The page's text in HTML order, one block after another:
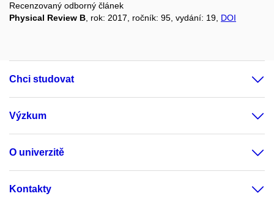
Recenzovaný odborný článek
Physical Review B, rok: 2017, ročník: 95, vydání: 19, DOI
Chci studovat
Výzkum
O univerzitě
Kontakty